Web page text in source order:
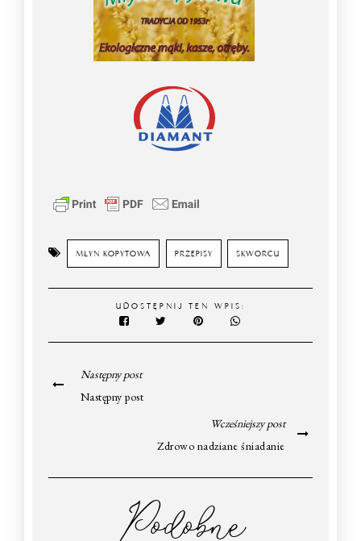
MŁYN KOPYTOWA PRZEPISY SKWORCU
UDOSTĘPNIJ TEN WPIS:
Następny post
Następny post
Wcześniejszy post
Zdrowo nadziane śniadanie
Podobne